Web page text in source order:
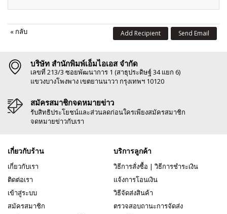
« กลับ Send Email
Add Recipient
บริษัท สำนักพิมพ์เอ็มไอเอส จำกัด
เลขที่ 213/3 ซอยพัฒนาการ 1 (สาธุประดิษฐ์ 34 แยก 6)
แขวงบางโพงพาง เขตยานนาวา กรุงเทพฯ 10120
สมัครสมาชิกจดหมายข่าว
รับสิทธิประโยชน์และส่วนลดก่อนใครเพียงสมัครสมาชิก
จดหมายข่าวกับเรา
เกี่ยวกับร้าน
เกี่ยวกับเรา
ติดต่อเรา
เข้าสู่ระบบ
สมัครสมาชิก
บริการลูกค้า
วิธีการสั่งซื้อ | วิธีการชำระเงิน
แจ้งการโอนเงิน
วิธีจัดส่งสินค้า
ตรวจสอบถานะการจัดส่ง